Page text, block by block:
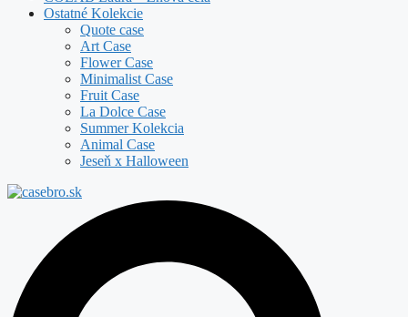
Ostatné Kolekcie
Quote case
Art Case
Flower Case
Minimalist Case
Fruit Case
La Dolce Case
Summer Kolekcia
Animal Case
Jeseň x Halloween